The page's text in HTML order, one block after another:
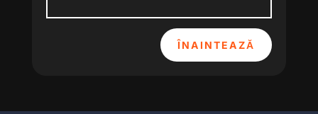
ÎNAINTEAZĂ